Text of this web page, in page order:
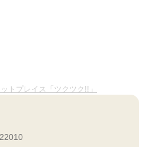
トプレイス「ツクツク!!」